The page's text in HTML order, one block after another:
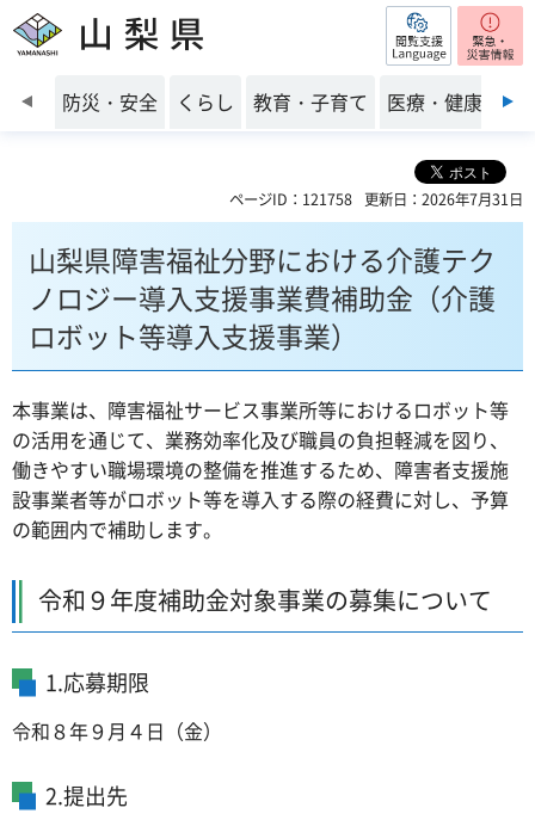
山梨県 閲覧支援
前のスライドを表示
防災・安全 くらし 教育・子育て 医療・健康・福
ページID：121758 更新日：2026年7月31日
山梨県障害福祉分野における介護テク
ノロジー導入支援事業費補助金（介護
ロボット等導入支援事業）
本事業は、障害福祉サービス事業所等におけるロボット等
の活用を通じて、業務効率化及び職員の負担軽減を図り、
働きやすい職場環境の整備を推進するため、障害者支援施
設事業者等がロボット等を導入する際の経費に対し、予算
の範囲内で補助します。
令和９年度補助金対象事業の募集について
1.応募期限
令和８年９月４日（金）
2.提出先